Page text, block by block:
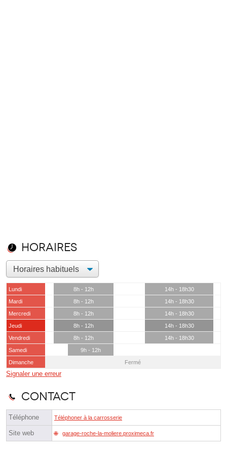
Horaires
Lundi 8h - 12h
14h - 18h30
Mardi
8h - 12h
14h - 18h30
Mercredi
8h - 12h
14h - 18h30
Jeudi
8h - 12h
14h - 18h30
Vendredi
8h - 12h
14h - 18h30
Samedi
9h - 12h
Dimanche
Fermé
Signaler une erreur
Contact
Téléphone Téléphoner à la carrosserie
Site web garage-roche-la-moliere.proximeca.fr